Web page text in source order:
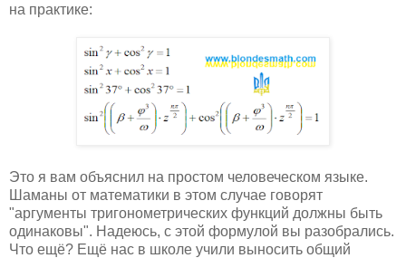
на практике:
Это я вам объяснил на простом человеческом языке.
Шаманы от математики в этом случае говорят
"аргументы тригонометрических функций должны быть
одинаковы". Надеюсь, с этой формулой вы разобрались.
Что ещё? Ещё нас в школе учили выносить общий